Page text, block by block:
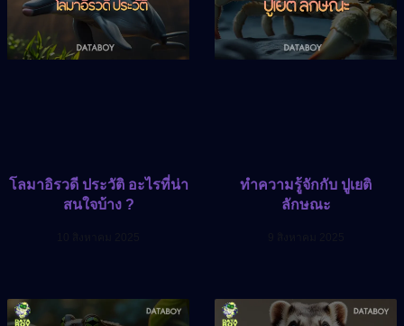
โลมาอิรวดี ประวัติ อะไรที่น่า
สนใจบ้าง ?
ทำความรู้จักกับ ปูเยติ
ลักษณะ